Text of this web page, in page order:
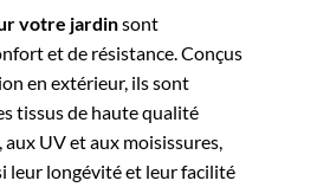
votre jardinsont
et de résistance. Conçus
en extérieur, ils sont
tissus de haute qualité
UV et aux moisissures,
leur longévité et leur facilité